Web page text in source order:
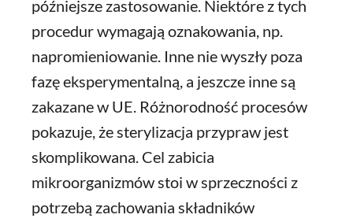
późniejsze zastosowanie. Niektóre z tych
procedur wymagają oznakowania, np.
napromieniowanie. Inne nie wyszły poza
fazę eksperymentalną, a jeszcze inne są
zakazane w UE. Różnorodność procesów
pokazuje, że sterylizacja przypraw jest
skomplikowana. Cel zabicia
mikroorganizmów stoi w sprzeczności z
potrzebą zachowania składników